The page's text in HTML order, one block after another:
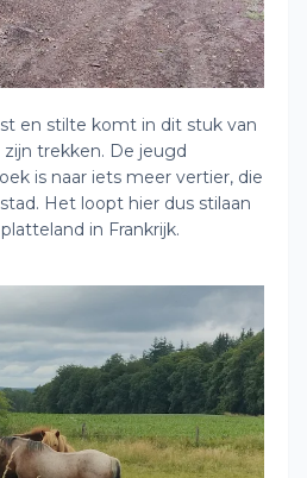
en stilte komt in dit stuk van
trekken. De jeugd
is naar iets meer vertier, die
Het loopt hier dus stilaan
in Frankrijk.